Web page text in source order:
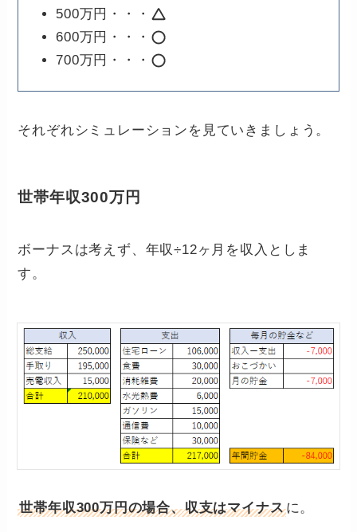
500万円・・・
600万円・・・
700万円・・・
それぞれシミュレーションを見ていきましょう。
世帯年収300万円
ボーナスは考えず、年収÷12ヶ月を収入としま
す。
世帯年収300万円の場合、収支はマイナスに。